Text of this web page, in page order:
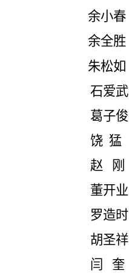
余小春
余全胜
朱松如
石爱武
葛子俊
饶 猛
赵
刚
董开业
罗造时
胡圣祥
闫
奎